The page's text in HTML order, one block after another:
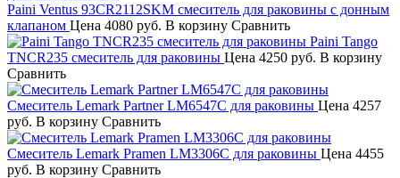
Paini Ventus 93CR2112SKM смеситель для раковины с донным
клапаном Цена 4080 руб. В корзину Сравнить
Paini Tango
TNCR235 смеситель для раковины Цена 4250 руб. В корзину
Сравнить
Смеситель Lemark Partner LM6547C для раковины Цена 4257
руб. В корзину Сравнить
Смеситель Lemark Pramen LM3306C для раковины Цена 4455
руб. В корзину Сравнить